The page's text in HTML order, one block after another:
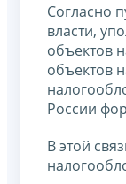
Согласно
власти,
объектов
объектов
России
В этой